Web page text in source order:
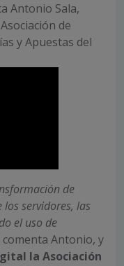
Antonio Sala,
de
y Apuestas del
de
servidores, las
el uso de
comenta Antonio, y
la Asociación